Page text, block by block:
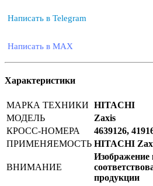
Написать в Telegram
Написать в MAX
Характеристики
МАРКА ТЕХНИКИ HITACHI
МОДЕЛЬ
Zaxis
КРОСС-НОМЕРА
4639126,
ПРИМЕНЯЕМОСТЬ HITACHI
ВНИМАНИЕ
Изображение
продукции